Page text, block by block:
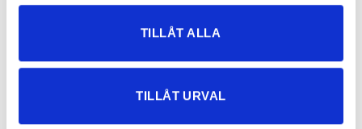
TILLÅT ALLA
TILLÅT URVAL